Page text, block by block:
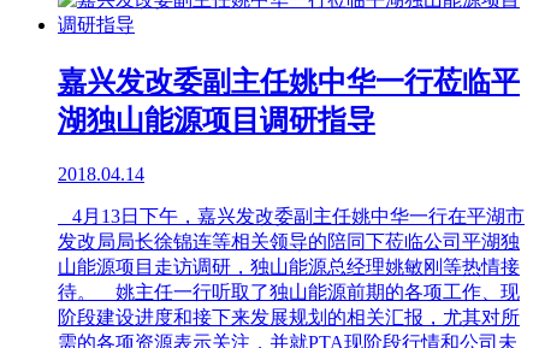
嘉兴发改委副主任姚中华一行莅临平
湖独山能源项目调研指导
2018.04.14
4月13日下午，嘉兴发改委副主任姚中华一行在平湖市
发改局局长徐锦连等相关领导的陪同下莅临公司平湖独
山能源项目走访调研，独山能源总经理姚敏刚等热情接
待。 姚主任一行听取了独山能源前期的各项工作、现
阶段建设进度和接下来发展规划的相关汇报，尤其对所
需的各项资源表示关注，并就PTA现阶段行情和公司未